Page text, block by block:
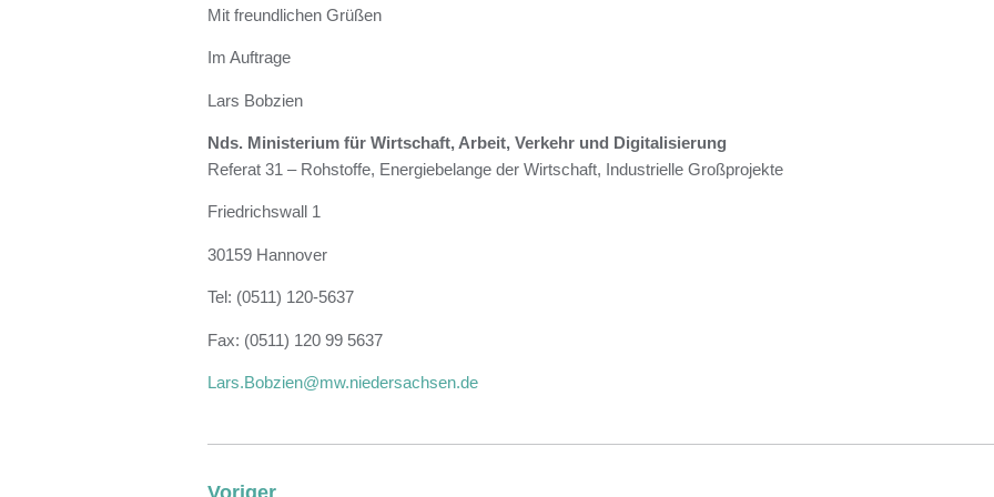
Mit freundlichen Grüßen
Im Auftrage
Lars Bobzien
Nds. Ministerium für Wirtschaft, Arbeit, Verkehr und Digitalisierung
Referat 31 – Rohstoffe, Energiebelange der Wirtschaft, Industrielle Großprojekte
Friedrichswall 1
30159 Hannover
Tel: (0511) 120-5637
Fax: (0511) 120 99 5637
Lars.Bobzien@mw.niedersachsen.de